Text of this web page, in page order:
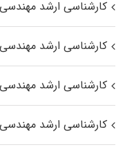
کارشناسی ارشد
کارشناسی ارشد مهندسی
کارشناسی ارشد
کارشناسی ارشد